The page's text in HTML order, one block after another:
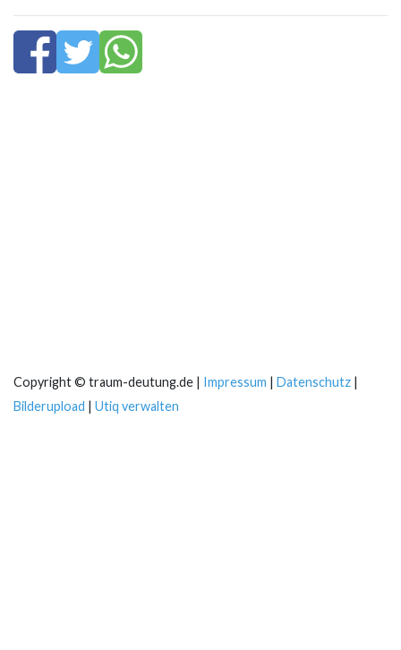
Copyright © traum-deutung.de | Impressum | Datenschutz |
Bilderupload | Utiq verwalten